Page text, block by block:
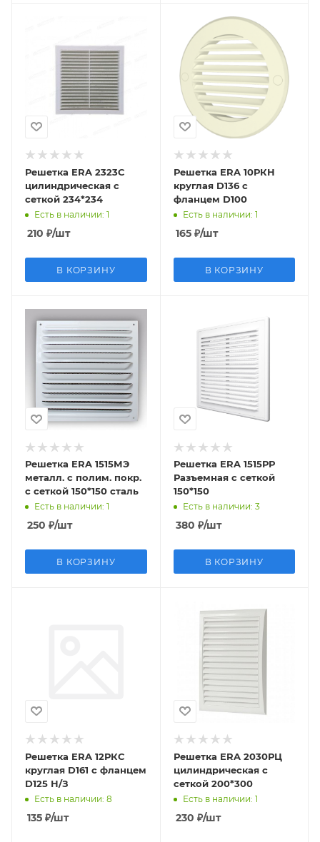
Решетка ERA 2323С
цилиндрическая с
сеткой 234*234
Есть в наличии: 1
210 ₽/шт
В КОРЗИНУ
Решетка ERA 10РКН
круглая D136 c
фланцем D100
Есть в наличии: 1
165₽/шт
В КОРЗИНУ
Решетка ERA 1515МЭ
металл. с полим. покр.
с сеткой 150*150 сталь
Есть в наличии: 1
250 ₽/шт
В КОРЗИНУ
Решетка ERA 1515РР
Разъемная с сеткой
150*150
Есть в наличии: 3
380 ₽/шт
В КОРЗИНУ
Решетка ERA 12РКС
круглая D161 c фланцем
D125 Н/З
Есть в наличии: 8
135 ₽/шт
Решетка ERA 2030РЦ
цилиндрическая с
сеткой 200*300
Есть в наличии: 1
230 ₽/шт